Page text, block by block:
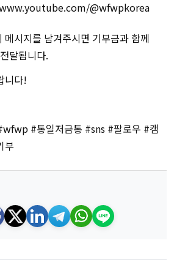
@wfwpkorea
메시지를 남겨주시면 기부금과 함께
달됩니다.
니다!
#통일저금통 #sns #팔로우 #캠
부